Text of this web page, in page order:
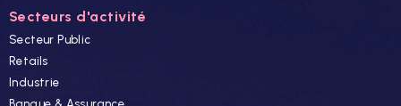
Secteurs d'activité
Secteur Public
Retails
Industrie